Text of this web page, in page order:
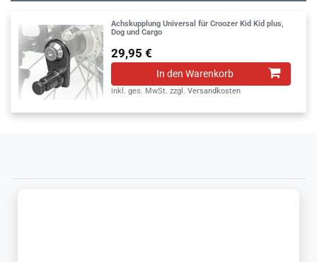
Achskupplung Universal für Croozer Kid Kid plus,
Dog und Cargo
29,95 €
In den Warenkorb
inkl. ges. MwSt. zzgl.Versandkosten